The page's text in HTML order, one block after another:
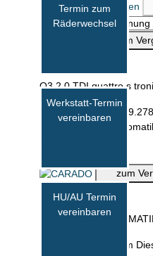
Termin zum
Räderwechsel
Werkstatt-Termin
vereinbaren
HU/AU Termin
vereinbaren
Vergleich anzeigen
Sortierung
zum
Q3 2.0 TDI quattro s
EZ 07/2016
zum
CARADO
T 338 Edition
10 km